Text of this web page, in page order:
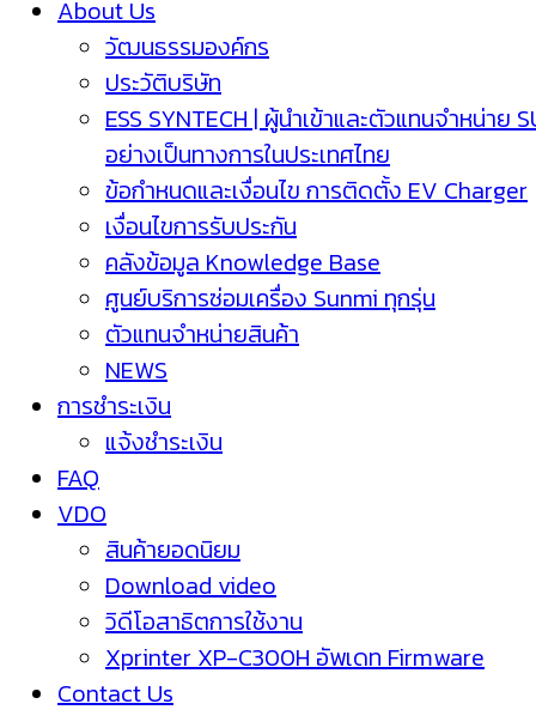
About Us
วัฒนธรรมองค์กร
ประวัติบริษัท
ESS SYNTECH | ผู้นำเข้าและตัวแทนจำหน่าย
อย่างเป็นทางการในประเทศไทย
ข้อกำหนดและเงื่อนไข การติดตั้ง EV Charger
เงื่อนไขการรับประกัน
คลังข้อมูล Knowledge Base
ศูนย์บริการซ่อมเครื่อง Sunmi ทุกรุ่น
ตัวแทนจำหน่ายสินค้า
NEWS
การชำระเงิน
แจ้งชำระเงิน
FAQ
VDO
สินค้ายอดนิยม
Download video
วิดีโอสาธิตการใช้งาน
Xprinter XP-C300H อัพเดท Firmware
Contact Us